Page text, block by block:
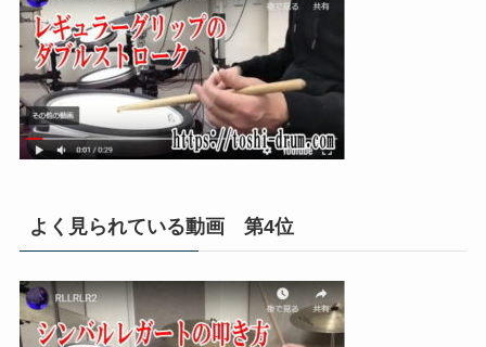
よく見られている動画 第4位